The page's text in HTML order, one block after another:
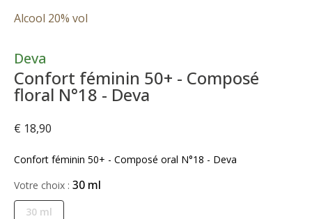
Alcool 20% vol
Deva
Confort féminin 50+ - Composé
floral N°18 - Deva
€ 18,90
Confort féminin 50+ - Composé floral N°18 - Deva
Votre choix : 30 ml
30 ml